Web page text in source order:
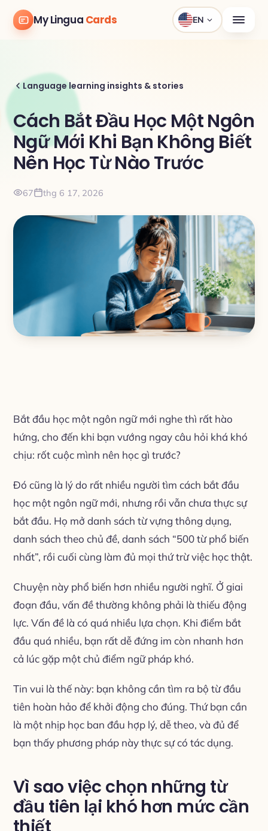
My Lingua Cards EN
Language learning insights & stories
Cách Bắt Đầu Học Một Ngôn
Ngữ Mới Khi Bạn Không Biết
Nên Học Từ Nào Trước
67 thg 6 17, 2026
Bắt đầu học một ngôn ngữ mới nghe thì rất hào
hứng, cho đến khi bạn vướng ngay câu hỏi khá khó
chịu: rốt cuộc mình nên học gì trước?
Đó cũng là lý do rất nhiều người tìm cách bắt đầu
học một ngôn ngữ mới, nhưng rồi vẫn chưa thực sự
bắt đầu. Họ mở danh sách từ vựng thông dụng,
danh sách theo chủ đề, danh sách “500 từ phổ biến
nhất”, rồi cuối cùng làm đủ mọi thứ trừ việc học thật.
Chuyện này phổ biến hơn nhiều người nghĩ. Ở giai
đoạn đầu, vấn đề thường không phải là thiếu động
lực. Vấn đề là có quá nhiều lựa chọn. Khi điểm bắt
đầu quá nhiều, bạn rất dễ đứng im còn nhanh hơn
cả lúc gặp một chủ điểm ngữ pháp khó.
Tin vui là thế này: bạn không cần tìm ra bộ từ đầu
tiên hoàn hảo để khởi động cho đúng. Thứ bạn cần
là một nhịp học ban đầu hợp lý, dễ theo, và đủ để
bạn thấy phương pháp này thực sự có tác dụng.
Vì sao việc chọn những từ
đầu tiên lại khó hơn mức cần
thiết